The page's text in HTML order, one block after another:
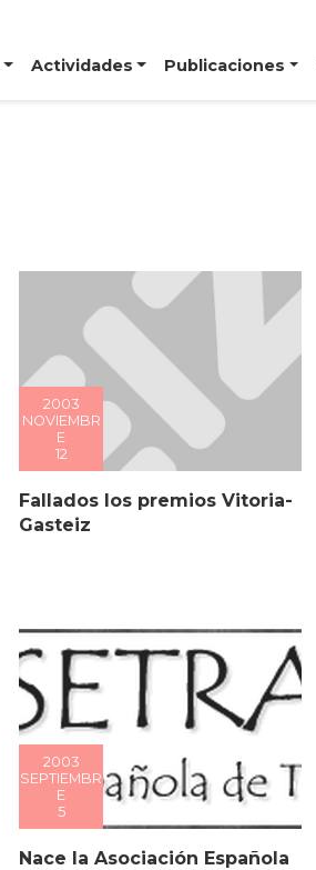
Actividades Publicaciones
2003
NOVIEMBR
E
12
Fallados los premios Vitoria-
Gasteiz
2003
SEPTIEMBR
E
5
Nace la Asociación Española